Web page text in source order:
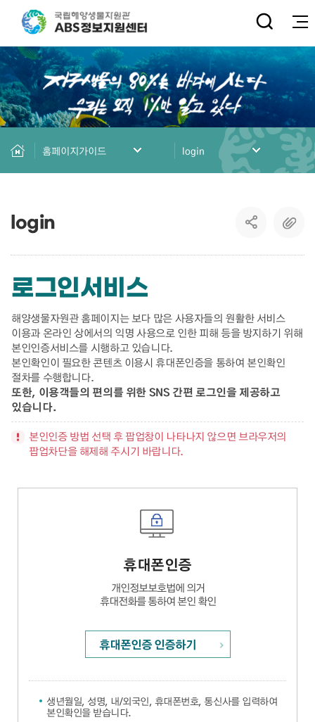
login
홈페이지가이드 login
로그인서비스
해양생물자원관 홈페이지는 보다 많은 사용자들의 원활한 서비스
이용과 온라인 상에서의 익명 사용으로 인한 피해 등을 방지하기 위해
본인인증서비스를 시행하고 있습니다.
본인확인이 필요한 콘텐츠 이용시 휴대폰인증을 통하여 본인확인
절차를 수행합니다.
또한, 이용객들의 편의를 위한 SNS 간편 로그인을 제공하고
있습니다.
본인인증 방법 선택 후 팝업창이 나타나지 않으면 브라우저의
팝업차단을 해제해 주시기 바랍니다.
휴대폰인증
개인정보보호법에 의거
휴대전화를 통하여 본인 확인
휴대폰인증 인증하기
생년월일, 성명, 내/외국인, 휴대폰번호, 통신사를 입력하여
본인확인을 받습니다.